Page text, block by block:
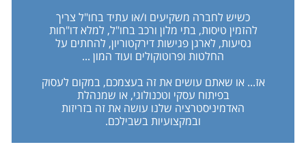
כשיש לחברה משקיעים ו/או עתיד בחו"ל צריך
להזמין טיסות, בתי מלון ורכב בחו"ל, למלא דו"חות
נסיעות, לארגן פגישות דירקטוריון, להחתים על
החלטות ופרוטוקולים ועוד המון ...
אז... או שאתם עושים את זה בעצמכם, במקום לעסוק
בפיתוח עסקי וטכנולוגי, או שמנהלת
האדמיניסטרציה שלנו עושה את זה בזריזות
ובמקצועיות בשבילכם.